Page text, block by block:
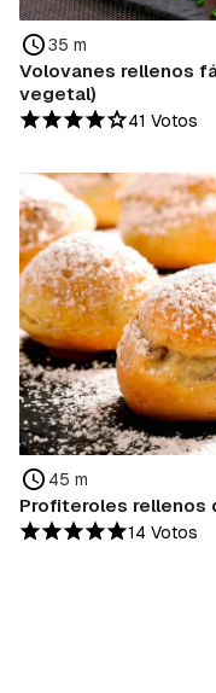
35 m
Volovanes rellenos
vegetal)
41 Votos
45 m
Profiteroles rellenos
14 Votos